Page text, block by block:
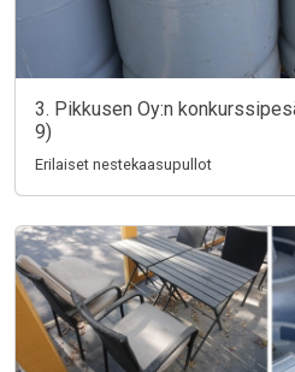
3. Pikkusen Oy:n
9)
Erilaiset nestekaasupullot